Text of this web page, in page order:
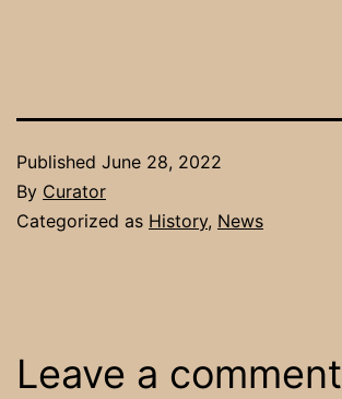
Published June 28, 2022
By Curator
Categorized as History, News
Leave a comment